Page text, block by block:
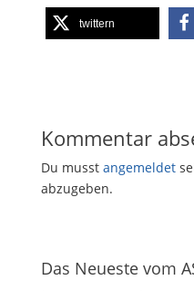
twittern
Kommentar
Du musst angemeldet
abzugeben.
Das Neueste vom